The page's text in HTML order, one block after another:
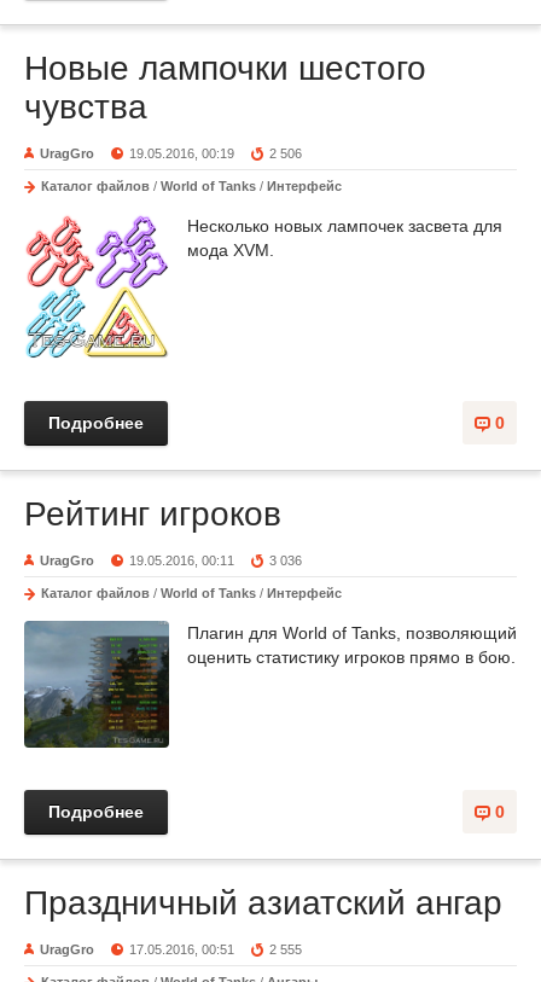
Новые лампочки шестого
чувства
UragGro 19.05.2016, 00:19 2 506
Каталог файлов / World of Tanks / Интерфейс
Несколько новых лампочек засвета для
мода XVM.
0
Подробнее
Рейтинг игроков
UragGro 19.05.2016, 00:11 3 036
Каталог файлов / World of Tanks / Интерфейс
Плагин для World of Tanks, позволяющий
оценить статистику игроков прямо в бою.
0
Подробнее
Праздничный азиатский ангар
UragGro 17.05.2016, 00:51 2 555